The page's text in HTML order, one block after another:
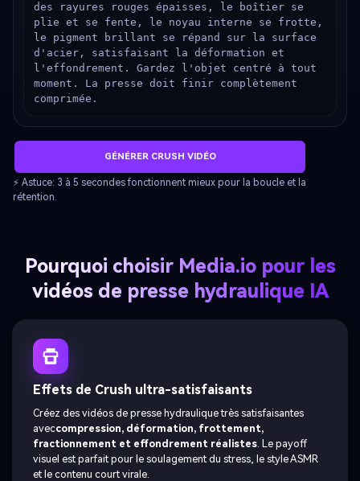
des rayures rouges épaisses, le boîtier se
plie et se fente, le noyau interne se frotte,
le pigment brillant se répand sur la surface
d'acier, satisfaisant la déformation et
l'effondrement. Gardez l'objet centré à tout
moment. La presse doit finir complètement
comprimée.
GÉNÉRER CRUSH VIDÉO
⚡ Astuce: 3 à 5 secondes fonctionnent mieux pour la boucle et la
rétention.
Pourquoi choisir Media.io pour les
vidéos de presse hydraulique IA
Effets de Crush ultra-satisfaisants
Créez des vidéos de presse hydraulique très satisfaisantes
aveccompression, déformation, frottement,
fractionnement et effondrement réalistes . Le payoff
visuel est parfait pour le soulagement du stress, le style ASMR
et le contenu court virale.